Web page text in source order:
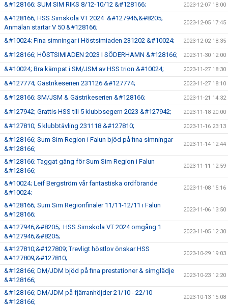
&#128166; SUM SIM RIKS 8/12-10/12 &#128166; 2023-12-07 18:00
&#128166; HSS Simskola VT 2024 &#127946;&#8205;
Anmälan startar V 50 &#128166;
2023-12-05 17:45
&#10024; Fina simningar i Höstsimiaden 231202 &#10024; 2023-12-02 18:35
&#128166; HÖSTSIMIADEN 2023 I SÖDERHAMN &#128166; 2023-11-30 12:00
&#10024; Bra kämpat i SM/JSM av HSS trion &#10024; 2023-11-27 18:30
&#127774; Gästrikeserien 231126 &#127774; 2023-11-27 18:10
&#128166; SM/JSM & Gästrikeserien &#128166; 2023-11-21 14:32
&#127942; Grattis HSS till 5 klubbsegern 2023 &#127942; 2023-11-18 20:00
&#127810; 5 klubbtävling 231118 &#127810; 2023-11-16 23:13
&#128166; Sum Sim Region i Falun bjöd på fina simningar
&#128166;
2023-11-14 12:44
&#128166; Taggat gäng för Sum Sim Region i Falun
&#128166;
2023-11-11 12:59
&#10024; Leif Bergström vår fantastiska ordförande
&#10024;
2023-11-08 15:16
&#128166; Sum Sim Regionfinaler 11/11-12/11 i Falun
&#128166;
2023-11-06 13:50
&#127946;&#8205; HSS Simskola VT 2024 omgång 1
&#127946;&#8205;
2023-11-05 12:30
&#127810;&#127809; Trevligt höstlov önskar HSS
&#127809;&#127810;
2023-10-29 19:03
&#128166; DM/JDM bjöd på fina prestationer & simglädje
&#128166;
2023-10-23 12:20
&#128166; DM/JDM på fjärranhöjder 21/10 - 22/10
&#128166;
2023-10-13 15:08